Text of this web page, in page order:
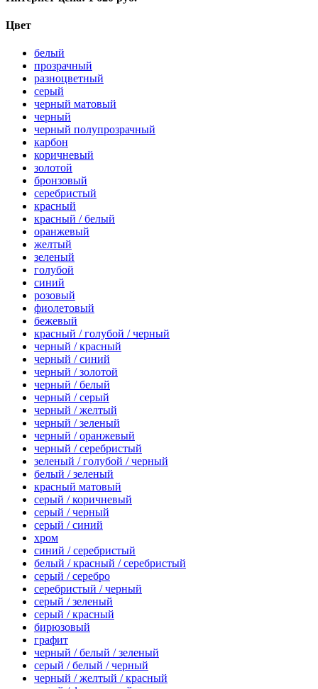
Цвет
белый
прозрачный
разноцветный
серый
черный матовый
черный
черный полупрозрачный
карбон
коричневый
золотой
бронзовый
серебристый
красный
красный / белый
оранжевый
желтый
зеленый
голубой
синий
розовый
фиолетовый
бежевый
красный / голубой / черный
черный / красный
черный / синий
черный / золотой
черный / белый
черный / серый
черный / желтый
черный / зеленый
черный / оранжевый
черный / серебристый
зеленый / голубой / черный
белый / зеленый
красный матовый
серый / коричневый
серый / черный
серый / синий
хром
синий / серебристый
белый / красный / серебристый
серый / серебро
серебристый / черный
серый / зеленый
серый / красный
бирюзовый
графит
черный / белый / зеленый
серый / белый / черный
черный / желтый / красный